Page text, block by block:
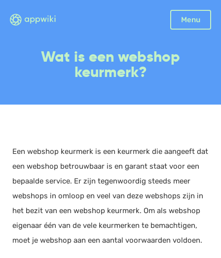
Menu
Sluiten
Facturatie
Scan en herken
Documentmanagement
Wat is een webshop
keurmerk?
Een webshop keurmerk is een keurmerk die aangeeft dat
een webshop betrouwbaar is en garant staat voor een
bepaalde service. Er zijn tegenwoordig steeds meer
webshops in omloop en veel van deze webshops zijn in
het bezit van een webshop keurmerk. Om als webshop
eigenaar één van de vele keurmerken te bemachtigen,
moet je webshop aan een aantal voorwaarden voldoen.